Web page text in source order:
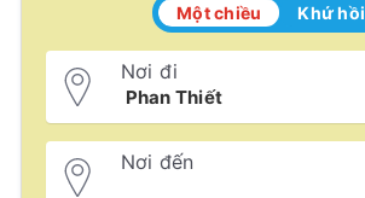
Một chiều Khứ hồi
Nơi đi
Nơi đến